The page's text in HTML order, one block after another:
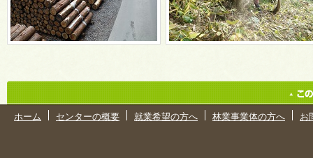
ホーム センターの概要 就業希望の方へ 林業事業体の方へ お